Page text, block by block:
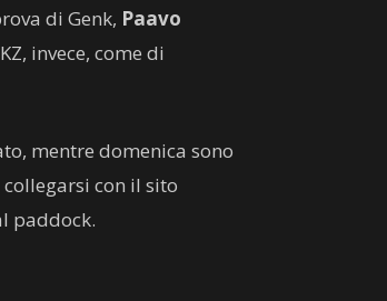
di Genk, Paavo
invece, come di
mentre domenica sono
con il sito
paddock.